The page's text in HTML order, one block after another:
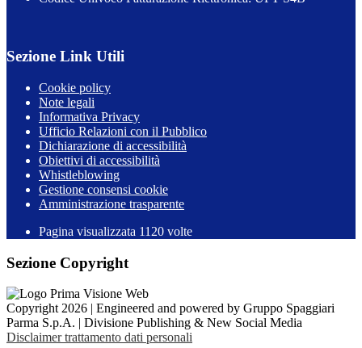
Sezione Link Utili
Cookie policy
Note legali
Informativa Privacy
Ufficio Relazioni con il Pubblico
Dichiarazione di accessibilità
Obiettivi di accessibilità
Whistleblowing
Gestione consensi cookie
Amministrazione trasparente
Pagina visualizzata 1120 volte
Sezione Copyright
Copyright 2026 | Engineered and powered by Gruppo Spaggiari
Parma S.p.A. | Divisione Publishing & New Social Media
Disclaimer trattamento dati personali